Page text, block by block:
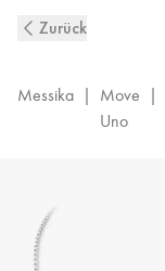
Uno
aus
Zurück
Messika |
Move
Uno
|